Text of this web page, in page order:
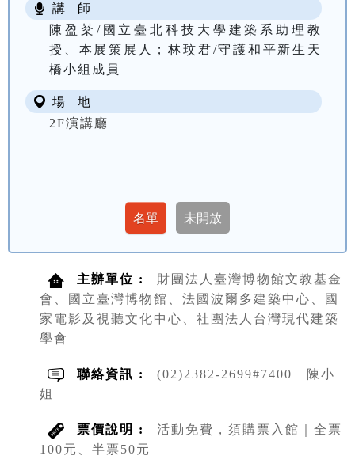
講 師
陳盈棻/國立臺北科技大學建築系助理教
授、本展策展人；林玟君/守護和平新生天
橋小組成員
場 地
2F演講廳
主辦單位 :
財團法人臺灣博物館文教基金
會、國立臺灣博物館、法國波爾多建築中心、國
家電影及視聽文化中心、社團法人台灣現代建築
學會
聯絡資訊 :
(02)2382-2699#7400 陳小
姐
票價說明 :
活動免費，須購票入館｜全票
100元、半票50元